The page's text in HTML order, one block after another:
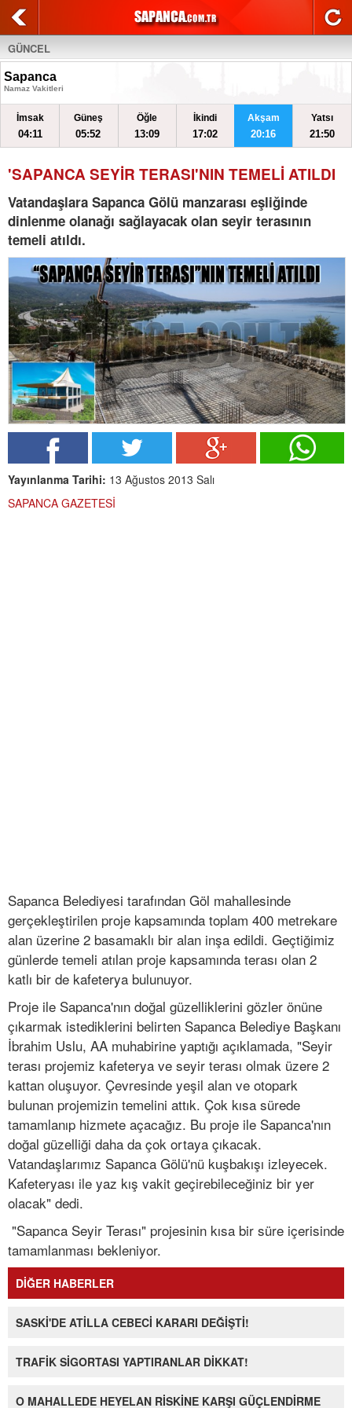
GÜNCEL
Sapanca
Namaz Vakitleri
İmsak
04:11
Güneş
05:52
Öğle
13:09
İkindi
17:02
Akşam
20:16
Yatsı
21:50
'SAPANCA SEYİR TERASI'NIN TEMELİ ATILDI
Vatandaşlara Sapanca Gölü manzarası eşliğinde
dinlenme olanağı sağlayacak olan seyir terasının
temeli atıldı.
Yayınlanma Tarihi: 13 Ağustos 2013 Salı
SAPANCA GAZETESİ
Sapanca Belediyesi tarafından Göl mahallesinde
gerçekleştirilen proje kapsamında toplam 400 metrekare
alan üzerine 2 basamaklı bir alan inşa edildi. Geçtiğimiz
günlerde temeli atılan proje kapsamında terası olan 2
katlı bir de kafeterya bulunuyor.
Proje ile Sapanca'nın doğal güzelliklerini gözler önüne
çıkarmak istediklerini belirten Sapanca Belediye Başkanı
İbrahim Uslu, AA muhabirine yaptığı açıklamada, "Seyir
terası projemiz kafeterya ve seyir terası olmak üzere 2
kattan oluşuyor. Çevresinde yeşil alan ve otopark
bulunan projemizin temelini attık. Çok kısa sürede
tamamlanıp hizmete açacağız. Bu proje ile Sapanca'nın
doğal güzelliği daha da çok ortaya çıkacak.
Vatandaşlarımız Sapanca Gölü'nü kuşbakışı izleyecek.
Kafeteryası ile yaz kış vakit geçirebileceğiniz bir yer
olacak" dedi.
"Sapanca Seyir Terası" projesinin kısa bir süre içerisinde
tamamlanması bekleniyor.
DİĞER HABERLER
SASKİ'DE ATİLLA CEBECİ KARARI DEĞİŞTİ!
TRAFİK SİGORTASI YAPTIRANLAR DİKKAT!
O MAHALLEDE HEYELAN RİSKİNE KARŞI GÜÇLENDİRME